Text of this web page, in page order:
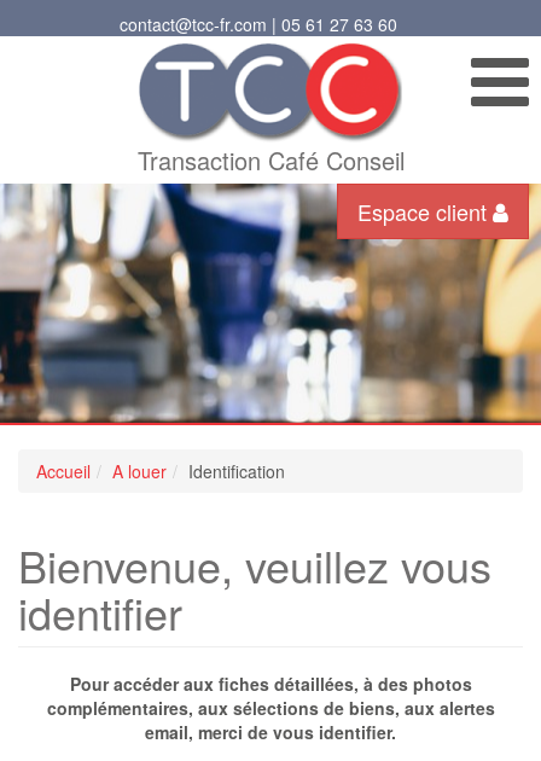
contact@tcc-fr.com | 05 61 27 63 60
Transaction Café Conseil
Espace client
Accueil A louer Identification
Bienvenue, veuillez vous
identifier
Pour accéder aux fiches détaillées, à des photos
complémentaires, aux sélections de biens, aux alertes
email, merci de vous identifier.